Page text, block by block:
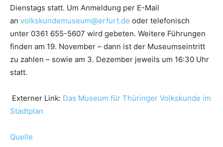
Dienstags statt. Um Anmeldung per E-Mail
an volkskundemuseum@erfurt.de oder telefonisch
unter 0361 655-5607 wird gebeten. Weitere Führungen
finden am 19. November – dann ist der Museumseintritt
zu zahlen – sowie am 3. Dezember jeweils um 16:30 Uhr
statt.
Externer Link: Das Museum für Thüringer Volkskunde im
Stadtplan
Quelle